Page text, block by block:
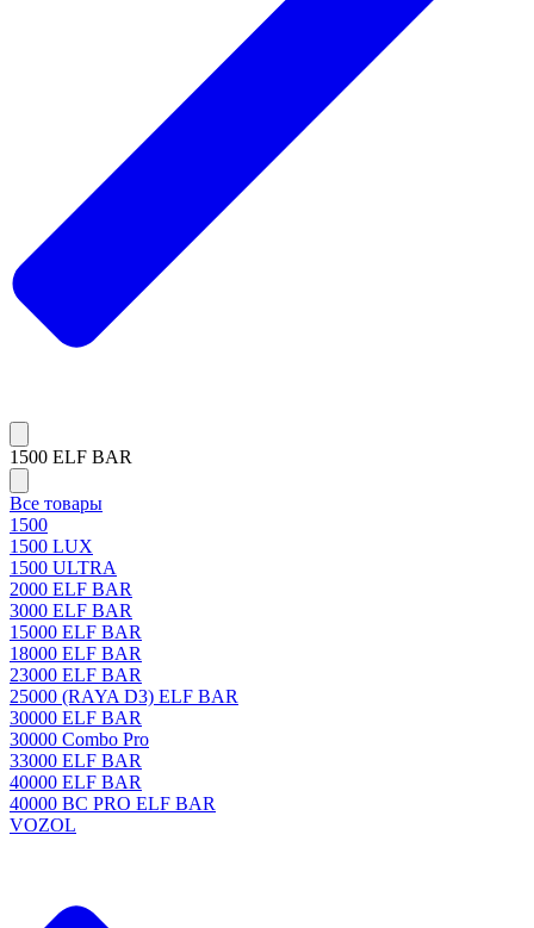
1500 ELF BAR
Все товары
1500
1500 LUX
1500 ULTRA
2000 ELF BAR
3000 ELF BAR
15000 ELF BAR
18000 ELF BAR
23000 ELF BAR
25000 (RAYA D3) ELF BAR
30000 ELF BAR
30000 Combo Pro
33000 ELF BAR
40000 ELF BAR
40000 BC PRO ELF BAR
VOZOL